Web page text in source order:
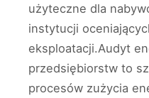
użyteczne dla
instytucji
eksploatacji.Audyt
przedsiębiorstw to
procesów zużycia